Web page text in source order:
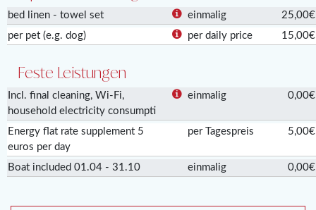
bed linen - towel set einmalig
25,00€
per pet (e.g. dog)
per daily price 15,00€
Feste Leistungen
Incl. final cleaning, Wi-Fi,
household electricity consumpti
einmalig 0,00€
Energy flat rate supplement 5
euros per day
per Tagespreis 5,00€
Boat included 01.04 - 31.10 einmalig 0,00€